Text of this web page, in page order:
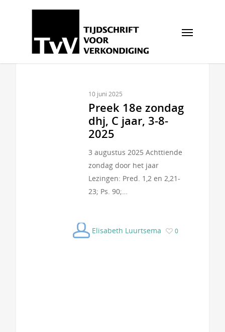
10 juni 2025
Preek 18e zondag
dhj, C jaar, 3-8-
2025
3 augustus 2025 Achttiende
zondag door het jaar
Lezingen: Pred. 1,2 en 2,21-
23; Ps. 90;…
Elisabeth Luurtsema 0